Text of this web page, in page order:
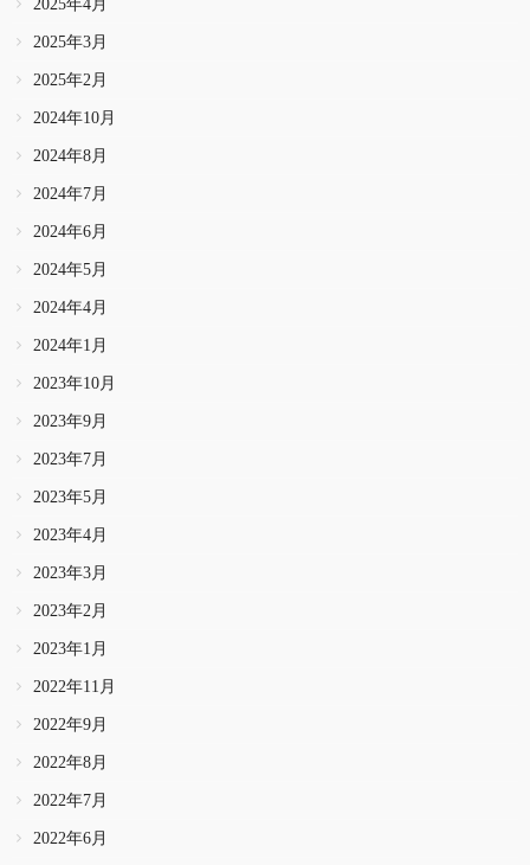
2025年4月
2025年3月
2025年2月
2024年10月
2024年8月
2024年7月
2024年6月
2024年5月
2024年4月
2024年1月
2023年10月
2023年9月
2023年7月
2023年5月
2023年4月
2023年3月
2023年2月
2023年1月
2022年11月
2022年9月
2022年8月
2022年7月
2022年6月